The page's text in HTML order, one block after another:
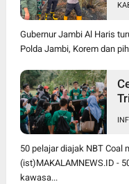
Gubernur Jambi Al Haris
Polda Jambi, Korem dan
50 pelajar diajak NBT Coal
(ist)MAKALAMNEWS.ID -
kawasa...